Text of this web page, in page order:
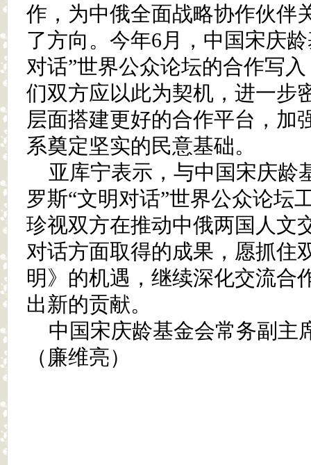
作，为中俄全面战略协作伙伴
了方向。今年6月，中国宋庆
对话”世界公众论坛的合作写
们双方应以此为契机，进一步
层面搭建更好的合作平台，加
系奠定坚实的民意基础。
亚库宁表示，与中国宋庆龄
罗斯“文明对话”世界公众论坛
珍视双方在推动中俄两国人文
对话方面取得的成果，愿抓住
明》的机遇，继续深化交流合
出新的贡献。
中国宋庆龄基金会常务副主
（廉维亮）